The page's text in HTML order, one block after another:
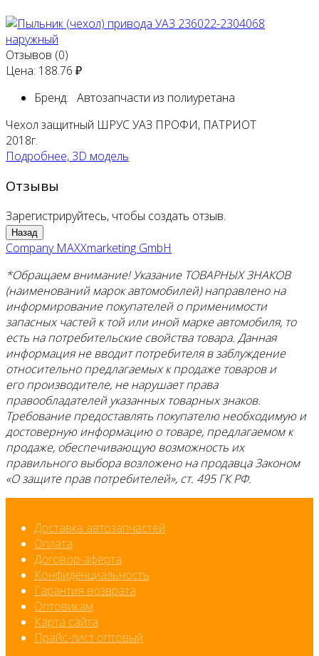
Отзывов (0)
Цена: 188.76 ₽
Бренд: Автозапчасти из полиуретана
Чехол защитный ШРУС УАЗ ПРОФИ, ПАТРИОТ
2018г.
Подробнее, 3D модель
Отзывы
Зарегистрируйтесь, чтобы создать отзыв.
Company MAXXmarketing GmbH
*Обращаем внимание! Указание ТОВАРНЫХ ЗНАКОВ
(наименований марок автомобилей) направлено на
информирование покупателей о применимости
запасных частей к той или иной марке автомобиля, то
есть на потребительские свойства товара. Данная
информация не вводит потребителя в заблуждение
относительно предлагаемых к продаже товаров и
его производителе, не нарушает права
правообладателей указанных товарных знаков.
Требование предоставлять покупателю необходимую и
достоверную информацию о товаре, предлагаемом к
продаже, обеспечивающую возможность их
правильного выбора возложено на продавца Законом
«О защите прав потребителей», ст. 495 ГК РФ.
Доставка автозапчастей
Оплата
Договор-аферта
Конфиденциальность
Гарантия возврата
Оптовикам
Карта сайта
Прайс-лист оптовый